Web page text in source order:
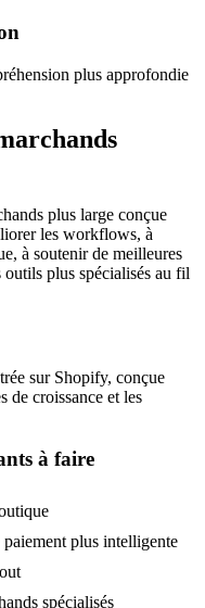
plus approfondie
plus large conçue
les workflows, à
à soutenir de meilleures
outils plus spécialisés au fil
sur Shopify, conçue
de croissance et les
à faire
plus intelligente
spécialisés